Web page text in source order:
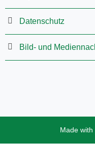
Datenschutz
Bild- und
Made with